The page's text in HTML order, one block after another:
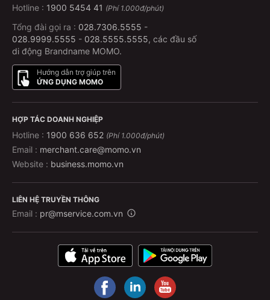
Hotline : 1900 5454 41 (Phí 1.000đ/phút)
Tổng đài gọi ra : 028.7306.5555 -
028.9999.5555 - 028.5555.5555, các đầu số
di động Brandname MOMO.
Hướng dẫn trợ giúp trên
ỨNG DỤNG MOMO
HỢP TÁC DOANH NGHIỆP
Hotline : 1900 636 652 (Phí 1.000đ/phút)
Email : merchant.care@momo.vn
Website : business.momo.vn
LIÊN HỆ TRUYỀN THÔNG
Email : pr@mservice.com.vn